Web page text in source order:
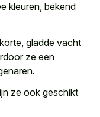
kleuren, bekend
gladde vacht
ze een
.
ze ook geschikt